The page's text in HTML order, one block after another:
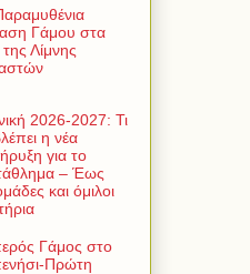
Γάμου στα
Λίμνης
2026-2027: Τι
η νέα
για το
– Έως
και όμιλοι
Γάμος στο
Πρώτη